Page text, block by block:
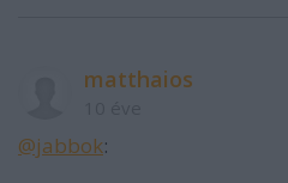
matthaios
@jabbok: